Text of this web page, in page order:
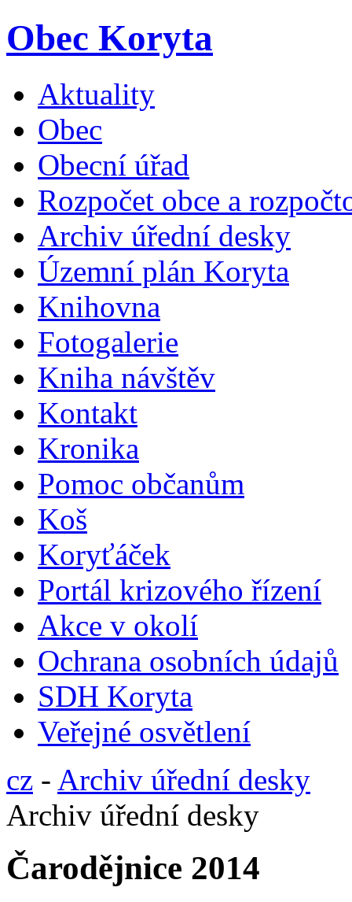
Obec Koryta
Aktuality
Obec
Obecní úřad
Rozpočet obce a
Archiv úřední desky
Územní plán Koryta
Knihovna
Fotogalerie
Kniha návštěv
Kontakt
Kronika
Pomoc občanům
Koš
Koryťáček
Portál krizového řízení
Akce v okolí
Ochrana osobních údajů
SDH Koryta
Veřejné osvětlení
cz - Archiv úřední desky
Archiv úřední desky
Čarodějnice 2014